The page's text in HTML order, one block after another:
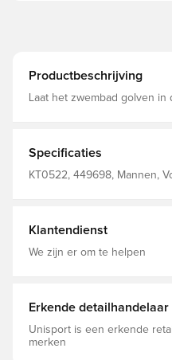
Productbeschrijving
Laat het zwembad golven
chloorschade. Strakke pasvorm Vierkante hals Materiaal
Buitenkant: 100%
100% Polyester(100%
Specificaties
KT0522, 449698, Mannen,
Klantendienst
We zijn er om te helpen
Erkende detailhandelaar
Unisport is een erkende
merken